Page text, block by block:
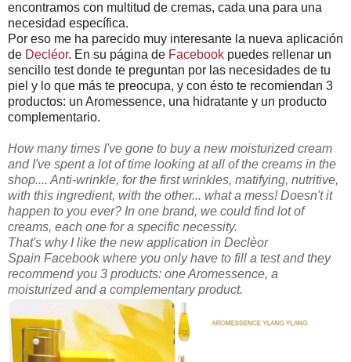
encontramos con multitud de cremas, cada una para una
necesidad específica.
Por eso me ha parecido muy interesante la nueva aplicación
de Decléor. En su página de Facebook puedes rellenar un
sencillo test donde te preguntan por las necesidades de tu
piel y lo que más te preocupa, y con ésto te recomiendan 3
productos: un Aromessence, una hidratante y un producto
complementario.
How many times I've gone to buy a new moisturized cream
and I've spent a lot of time looking at all of the creams in the
shop.... Anti-wrinkle, for the first wrinkles, matifying, nutritive,
with this ingredient, with the other... what a mess! Doesn't it
happen to you ever? In one brand, we could find lot of
creams, each one for a specific necessity.
That's why I like the new application in Declèor
Spain Facebookwhere you only have to fill a test and they
recommend you 3 products: one Aromessence, a
moisturized and a complementary product.